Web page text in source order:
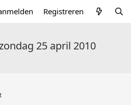
Registreren
25 april 2010